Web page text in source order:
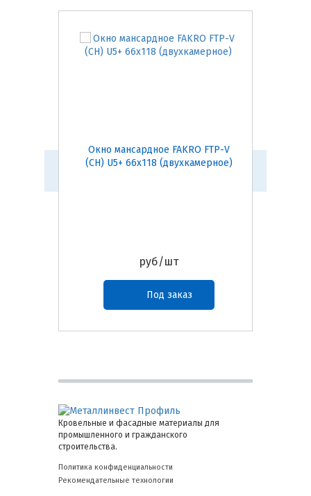
Окно мансардное FAKRO FTP-V
(CH) U5+ 66х118 (двухкамерное)
руб/шт
Под заказ
Кровельные и фасадные материалы для
промышленного и гражданского
строительства.
Политика конфиденциальности
Рекомендательные технологии